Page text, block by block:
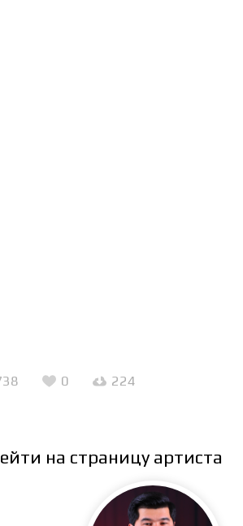
0 224
на страницу артиста